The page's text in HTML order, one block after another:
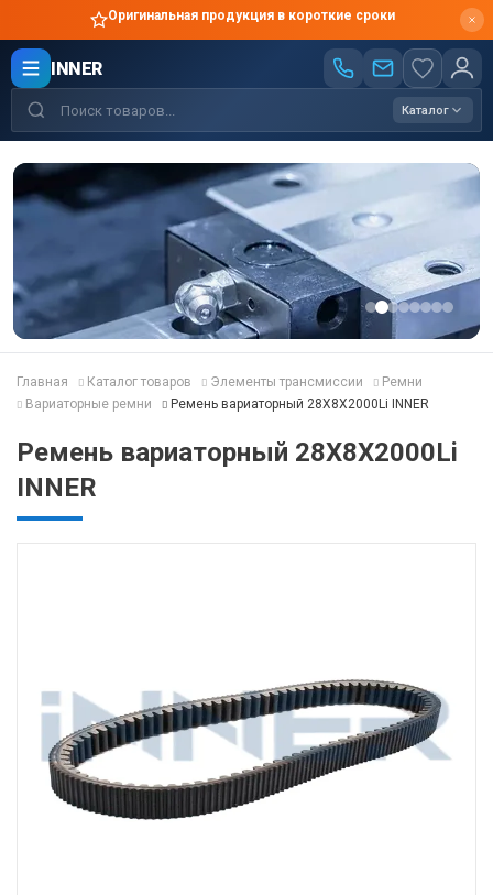
Оригинальная продукция в короткие сроки
INNER
Каталог
Главная Каталог товаров Элементы трансмиссии
Ремни
Вариаторные ремни
Ремень вариаторный 28X8X2000Li INNER
Ремень вариаторный 28X8X2000Li
INNER